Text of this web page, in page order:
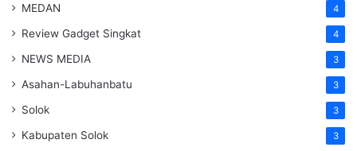
MEDAN 4
Review Gadget Singkat 4
NEWS MEDIA 3
Asahan-Labuhanbatu 3
Solok 3
Kabupaten Solok 3